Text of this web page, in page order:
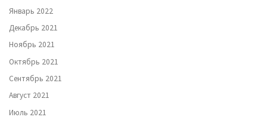
Январь 2022
Декабрь 2021
Ноябрь 2021
Октябрь 2021
Сентябрь 2021
Август 2021
Июль 2021